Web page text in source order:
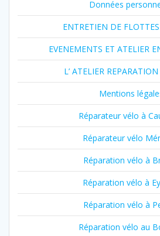
Données
ENTRETIEN DE
EVENEMENTS ET ATELIER
L’ ATELIER
Mentions
Réparateur vélo à
Réparateur vélo
Réparation vélo à
Réparation vélo à
Réparation vélo à
Réparation vélo au